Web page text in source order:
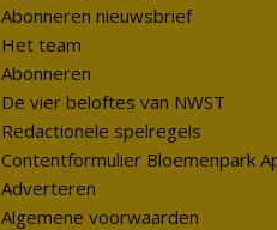
Abonneren nieuwsbrief
Het team
Abonneren
De vier beloftes van NWST
Redactionele spelregels
Contentformulier Bloemenpark
Adverteren
Algemene voorwaarden